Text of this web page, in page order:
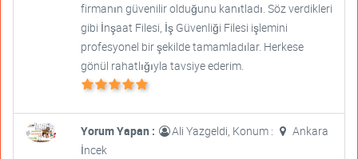
firmanın güvenilir olduğunu kanıtladı. Söz verdikleri
gibi İnşaat Filesi, İş Güvenliği Filesi işlemini
profesyonel bir şekilde tamamladılar. Herkese
gönül rahatlığıyla tavsiye ederim.
Yorum Yapan : Ali Yazgeldi, Konum :
Ankara
İncek